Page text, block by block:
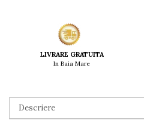
LIVRARE GRATUITA
In Baia Mare
Descriere